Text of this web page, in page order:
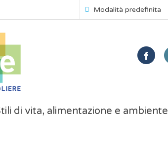
Modalità predefinita
di vita, alimentazione e ambiente